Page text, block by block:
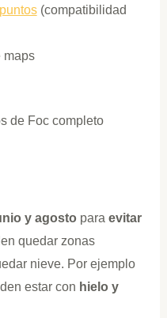
(compatibilidad
maps
de Foc completo
y agosto para evitar
quedar zonas
nieve. Por ejemplo
estar con hielo y